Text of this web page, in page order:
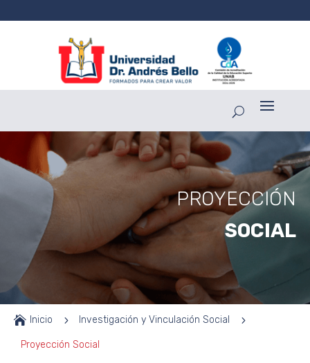
PROYECCIÓN
SOCIAL
 Inicio 5 Investigación y Vinculación Social 5
Proyección Social